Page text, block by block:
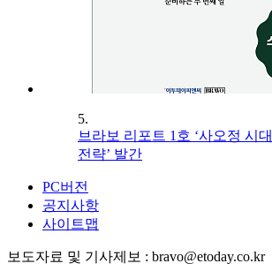
5.
브라보 리포트 1호 ‘사오정 시
전략’ 발간
PC버전
공지사항
사이트맵
보도자료 및 기사제보 : bravo@etoday.co.kr